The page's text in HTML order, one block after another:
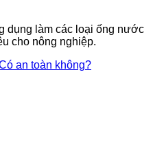
dụng làm các loại ống nước
cho nông nghiệp.
an toàn không?